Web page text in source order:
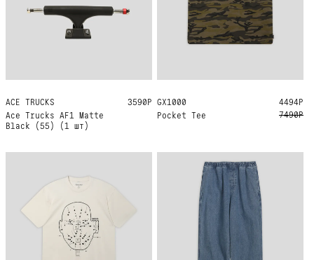
ACE TRUCKS
Ace Trucks AF1 Matte
Black (55) (1 шт)
55 3590Р GX1000
Pocket Tee
L XL
4494Р
7490Р